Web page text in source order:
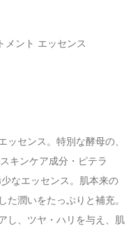
メント エッセンス
センス。特別な酵母の、
キンケア成分・ピテラ
なエッセンス。肌本来の
潤いをたっぷりと補充。
し、ツヤ・ハリを与え、肌